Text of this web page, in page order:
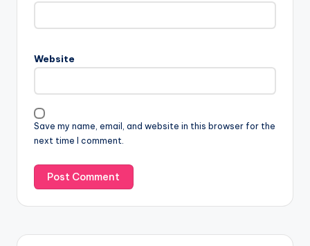
Website
Save my name, email, and website in this browser for the
next time I comment.